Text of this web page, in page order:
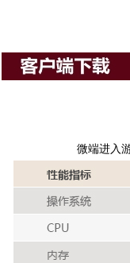
微端进入